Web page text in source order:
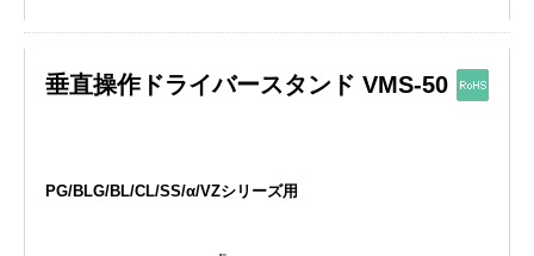
垂直操作ドライバースタンド VMS-50
PG/BLG/BL/CL/SS/α/VZシリーズ用